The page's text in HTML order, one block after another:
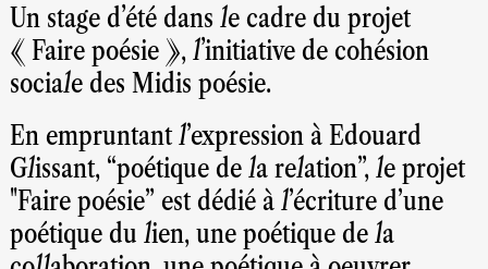
Un stage d'été dans le cadre du projet
« Faire poésie », l'initiative de cohésion
sociale des Midis poésie.
En empruntant l’expression à Edouard
Glissant, “poétique de la relation”, le projet
"Faire poésie” est dédié à l’écriture d’une
poétique du lien, une poétique de la